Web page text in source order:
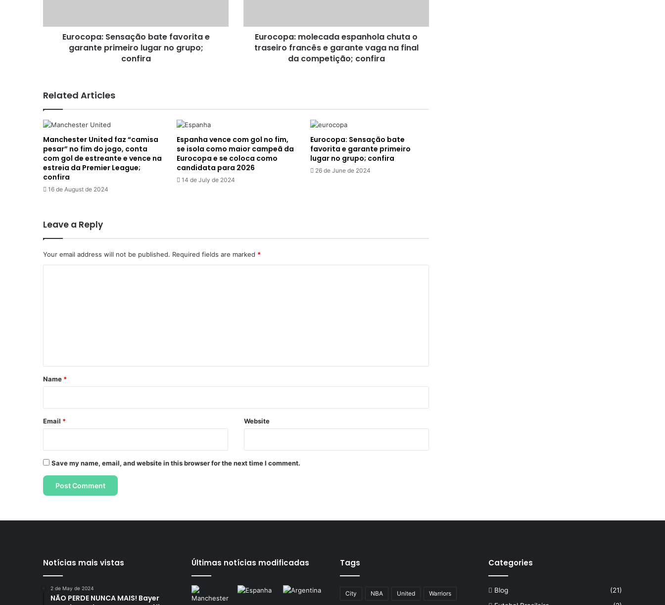
no
Eurocopa: Sensação bate favorita e
garante primeiro lugar no grupo;
confira
garante
vagaEurocopa: molecada espanhola chuta o
traseiro francês e garante vaga na final
da competição; confira
Related Articles
Manchester United faz “camisa
pesar” no fim do jogo, conta
com gol de estreante e vence na
estreia da Premier League;
confira
16 de August de 2024
Espanha vence com gol no fim,
se isola como maior campeã da
Eurocopa e se coloca como
candidata para 2026
14 de July de 2024
Eurocopa: Sensação bate
favorita e garante primeiro
lugar no grupo; confira
26 de June de 2024
Leave a Reply
Your email address will not be published. Required fields are marked *
*
Name *
Email * Website
Save my name, email, and website in this browser for the next time I comment.
Notícias mais vistas
2 de May de 2024
NÃO PERDE NUNCA MAIS! Bayer
Últimas notícias modificadas Tags
City NBA United Warriors
Categories
Blog
(21)